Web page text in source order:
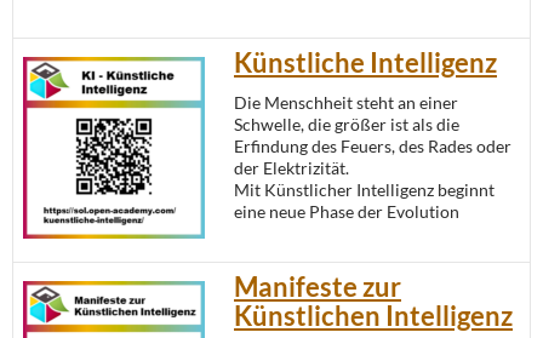
Künstliche Intelligenz
Die Menschheit steht an einer
Schwelle, die größer ist als die
Erfindung des Feuers, des Rades oder
der Elektrizität.
Mit Künstlicher Intelligenz beginnt
eine neue Phase der Evolution
Manifeste zur
Künstlichen Intelligenz